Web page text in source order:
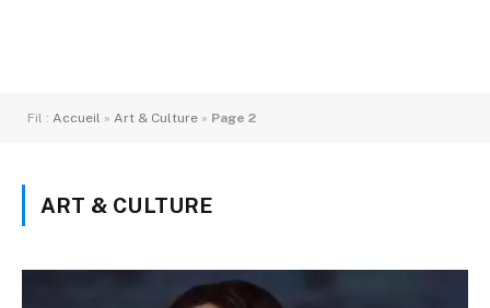
Fil : Accueil » Art & Culture » Page 2
ART & CULTURE